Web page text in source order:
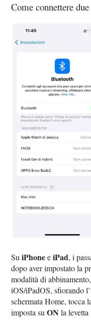
Come connettere
SuiPhoneeiPad, i
dopo aver impostato la
modalità di
iOS/iPadOS, sfiorando
schermata Home, tocca
imposta suON la